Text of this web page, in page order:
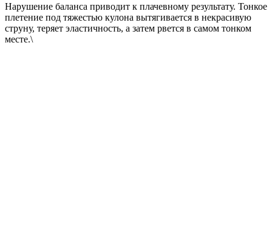
Нарушение баланса приводит к плачевному результату. Тонкое
плетение под тяжестью кулона вытягивается в некрасивую
струну, теряет эластичность, а затем рвется в самом тонком
месте.\